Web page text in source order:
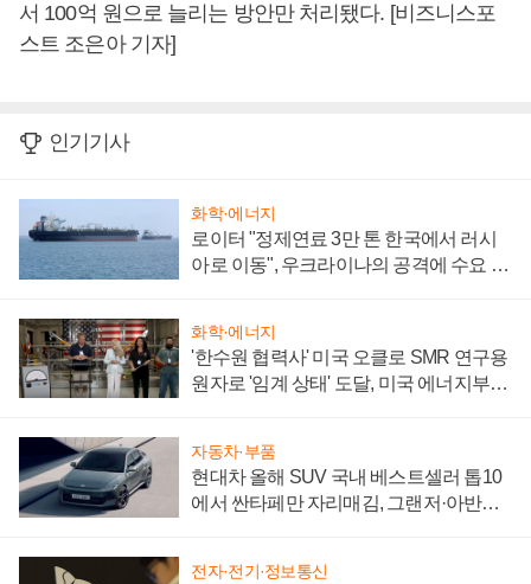
서 100억 원으로 늘리는 방안만 처리됐다. [비즈니스포
스트 조은아 기자]
인기기사
화학·에너지
로이터 "정제연료 3만 톤 한국에서 러시
아로 이동", 우크라이나의 공격에 수요 늘
화학·에너지
'한수원 협력사' 미국 오클로 SMR 연구용
원자로 '임계 상태' 도달, 미국 에너지부
자동차·부품
현대차 올해 SUV 국내 베스트셀러 톱10
에서 싼타페만 자리매김, 그랜저·아반떼
전자·전기·정보통신